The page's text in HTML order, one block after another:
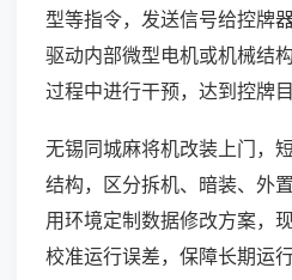
型等指令，发送信号给控牌
驱动内部微型电机或机械结
过程中进行干预，达到控牌目
无锡同城麻将机改装上门，
结构，区分拆机、暗装、外
用环境定制数据修改方案，
校准运行误差，保障长期运行